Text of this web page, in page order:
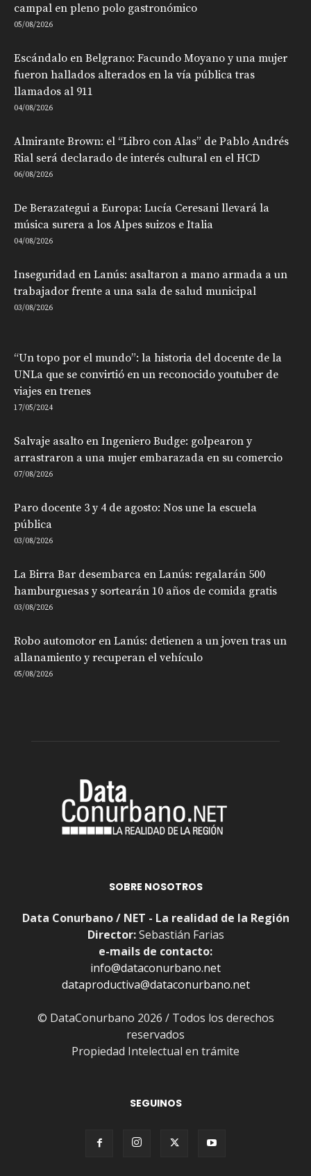
campal en pleno polo gastronómico
05/08/2026
Escándalo en Belgrano: Facundo Moyano y una mujer
fueron hallados alterados en la vía pública tras
llamados al 911
04/08/2026
Almirante Brown: el “Libro con Alas” de Pablo Andrés
Rial será declarado de interés cultural en el HCD
06/08/2026
De Berazategui a Europa: Lucía Ceresani llevará la
música surera a los Alpes suizos e Italia
04/08/2026
Inseguridad en Lanús: asaltaron a mano armada a un
trabajador frente a una sala de salud municipal
03/08/2026
“Un topo por el mundo”: la historia del docente de la
UNLa que se convirtió en un reconocido youtuber de
viajes en trenes
17/05/2024
Salvaje asalto en Ingeniero Budge: golpearon y
arrastraron a una mujer embarazada en su comercio
07/08/2026
Paro docente 3 y 4 de agosto: Nos une la escuela
pública
03/08/2026
La Birra Bar desembarca en Lanús: regalarán 500
hamburguesas y sortearán 10 años de comida gratis
03/08/2026
Robo automotor en Lanús: detienen a un joven tras un
allanamiento y recuperan el vehículo
05/08/2026
SOBRE NOSOTROS
Data Conurbano / NET - La realidad de la Región
Director:Sebastián Farias
e-mails de contacto:
info@dataconurbano.net
dataproductiva@dataconurbano.net
© DataConurbano 2026 / Todos los derechos
reservados
Propiedad Intelectual en trámite
SEGUINOS